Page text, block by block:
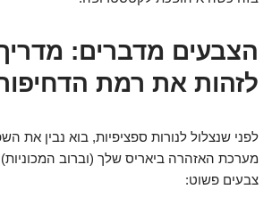
הצבעים מדברים:
לזהות את רמת
לפני שנצלול לנורות ספציפיות, בוא נבין את
מערכת האזהרה ביאריס שלך (וברוב
צבעים פשוט: